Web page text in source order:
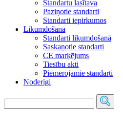
Standartu lasītava
Paziņotie standarti
Standarti iepirkumos
Likumdošana
Standarti likumdošanā
Saskaņotie standarti
CE marķējums
Tiesību akti
Piemērojamie standarti
Noderīgi